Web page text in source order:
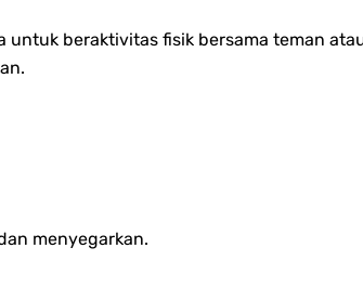
beraktivitas fisik bersama teman
menyegarkan.